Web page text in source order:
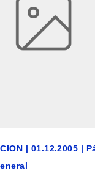
| 01.12.2005 |